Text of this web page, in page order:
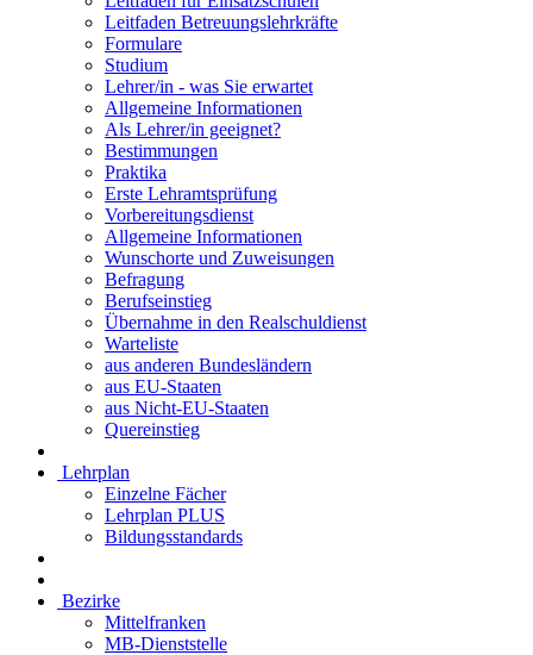
Leitfaden Betreuungslehrkräfte
Formulare
Studium
Lehrer/in - was Sie erwartet
Allgemeine Informationen
Als Lehrer/in geeignet?
Bestimmungen
Praktika
Erste Lehramtsprüfung
Vorbereitungsdienst
Allgemeine Informationen
Wunschorte und Zuweisungen
Befragung
Berufseinstieg
Übernahme in den Realschuldienst
Warteliste
aus anderen Bundesländern
aus EU-Staaten
aus Nicht-EU-Staaten
Quereinstieg
Lehrplan
Einzelne Fächer
Lehrplan PLUS
Bildungsstandards
Bezirke
Mittelfranken
MB-Dienststelle